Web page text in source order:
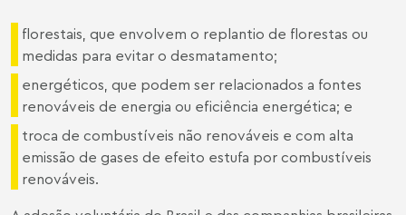
florestais, que envolvem o replantio de florestas ou
medidas para evitar o desmatamento;
energéticos, que podem ser relacionados a fontes
renováveis de energia ou eficiência energética; e
troca de combustíveis não renováveis e com alta
emissão de gases de efeito estufa por combustíveis
renováveis.